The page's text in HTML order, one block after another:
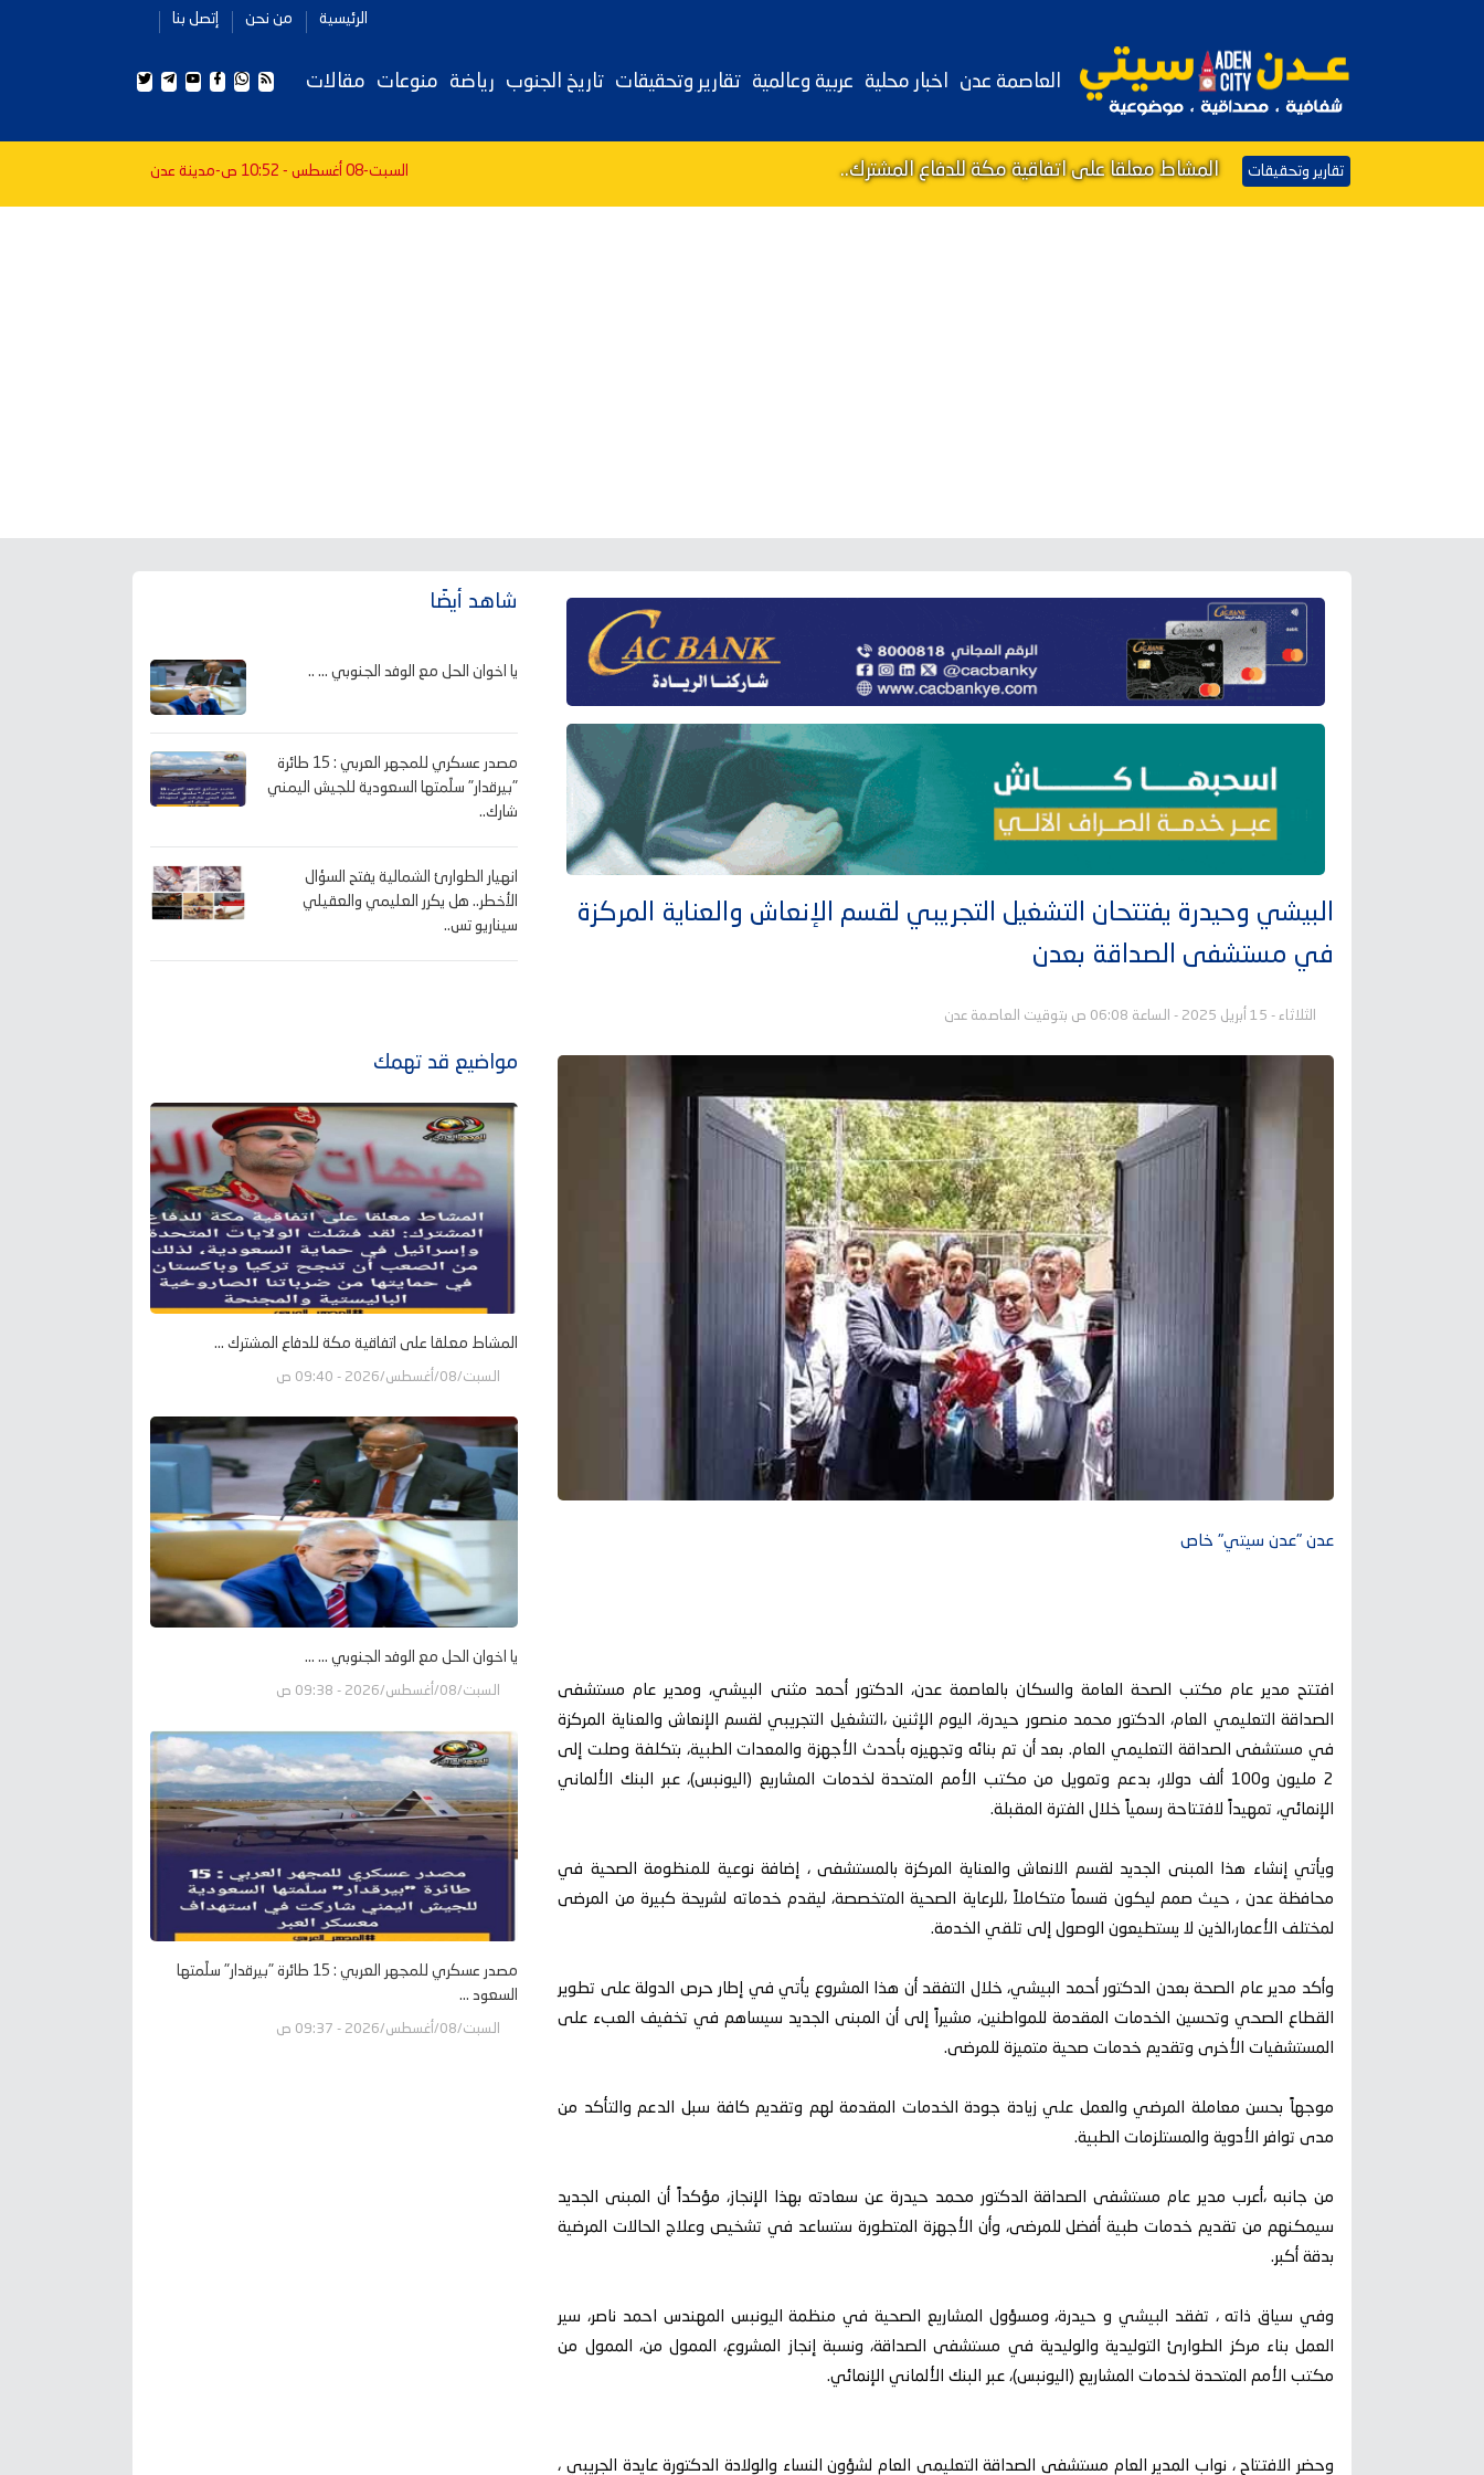
الرئيسية من نحن إتصل بنا
العاصمة عدن اخبار محلية عربية وعالمية تقارير وتحقيقات تاريخ الجنوب رياضة منوعات مقالات
تقارير وتحقيقات المشاط معلقا على اتفاقية مكة للدفاع المشترك.. السبت-08 أغسطس - 10:52 ص -مدينة عدن
البيشي وحيدرة يفتتحان التشغيل التجريبي لقسم الإنعاش والعناية المركزة
في مستشفى الصداقة بعدن
الثلاثاء - 15 أبريل 2025 - الساعة 06:08 ص بتوقيت العاصمة عدن
عدن "عدن سيتي" خاص
افتتح مدير عام مكتب الصحة العامة والسكان بالعاصمة عدن، الدكتور أحمد مثنى البيشي، ومدير عام مستشفى
الصداقة التعليمي العام، الدكتور محمد منصور حيدرة، اليوم الإثنين ،التشغيل التجريبي لقسم الإنعاش والعناية المركزة
في مستشفى الصداقة التعليمي العام. بعد أن تم بنائه وتجهيزه بأحدث الأجهزة والمعدات الطبية، بتكلفة وصلت إلى
2 مليون و100 ألف دولار، بدعم وتمويل من مكتب الأمم المتحدة لخدمات المشاريع (اليونبس)، عبر البنك الألماني
الإنمائي، تمهيداً لافتتاحة رسمياً خلال الفترة المقبلة.
ويأتي إنشاء هذا المبنى الجديد لقسم الانعاش والعناية المركزة بالمستشفى ، إضافة نوعية للمنظومة الصحية في
محافظة عدن ، حيث صمم ليكون قسماً متكاملاً ،للرعاية الصحية المتخصصة، ليقدم خدماته لشريحة كبيرة من المرضى
لمختلف الأعمار،الذين لا يستطيعون الوصول إلى تلقي الخدمة.
وأكد مدير عام الصحة بعدن الدكتور أحمد البيشي، خلال التفقد أن هذا المشروع يأتي في إطار حرص الدولة على تطوير
القطاع الصحي وتحسين الخدمات المقدمة للمواطنين، مشيراً إلى أن المبنى الجديد سيساهم في تخفيف العبء على
المستشفيات الأخرى وتقديم خدمات صحية متميزة للمرضى.
موجهاً بحسن معاملة المرضي والعمل علي زيادة جودة الخدمات المقدمة لهم وتقديم كافة سبل الدعم والتأكد من
مدى توافر الأدوية والمستلزمات الطبية.
من جانبه ،أعرب مدير عام مستشفى الصداقة الدكتور محمد حيدرة عن سعادته بهذا الإنجاز، مؤكداً أن المبنى الجديد
سيمكنهم من تقديم خدمات طبية أفضل للمرضى، وأن الأجهزة المتطورة ستساعد في تشخيص وعلاج الحالات المرضية
بدقة أكبر.
وفي سياق ذاته ، تفقد البيشي و حيدرة، ومسؤول المشاريع الصحية في منظمة اليونبس المهندس احمد ناصر، سير
العمل بناء مركز الطوارئ التوليدية والوليدية في مستشفى الصداقة، ونسبة إنجاز المشروع، الممول من، الممول من
مكتب الأمم المتحدة لخدمات المشاريع (اليونبس)، عبر البنك الألماني الإنمائي.
وحضر الافتتاح ، نواب المدير العام مستشفى الصداقة التعليمي العام لشؤون النساء والولادة الدكتورة عايدة الجريبي ،
شاهد أيضًا
يا اخوان الحل مع الوفد الجنوبي ... ..
مصدر عسكري للمجهر العربي : 15 طائرة
"بيرقدار" سلّمتها السعودية للجيش اليمني
شارك..
انهيار الطوارئ الشمالية يفتح السؤال
الأخطر.. هل يكرر العليمي والعقيلي
سيناريو تس..
مواضيع قد تهمك
المشاط معلقا على اتفاقية مكة للدفاع المشترك ...
السبت/08/أغسطس/2026 - 09:40 ص
يا اخوان الحل مع الوفد الجنوبي ... ...
السبت/08/أغسطس/2026 - 09:38 ص
مصدر عسكري للمجهر العربي : 15 طائرة "بيرقدار" سلّمتها
السعود ...
السبت/08/أغسطس/2026 - 09:37 ص